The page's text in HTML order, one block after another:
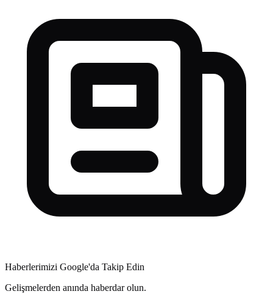
Haberlerimizi Google'da Takip Edin
Gelişmelerden anında haberdar olun.